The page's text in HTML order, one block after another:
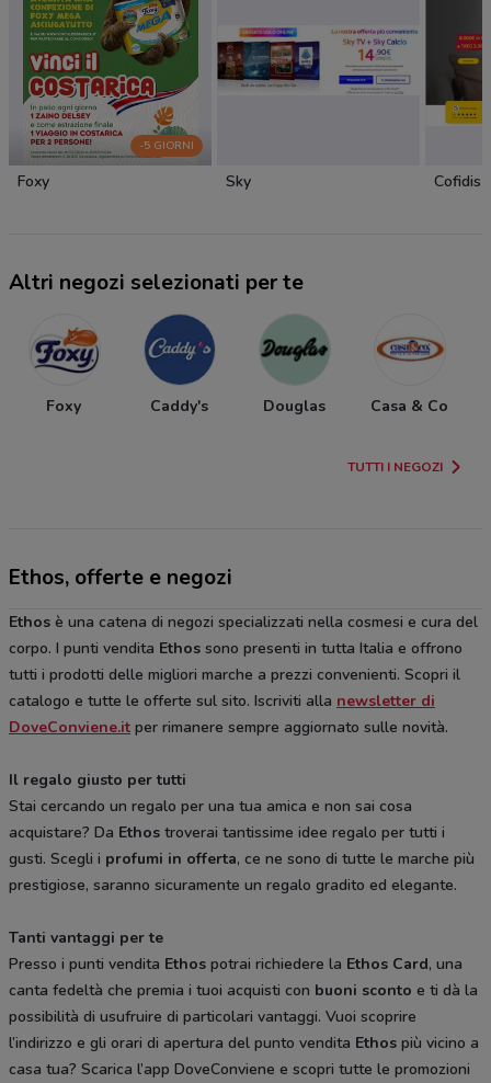
-5 GIORNI
Foxy Sky Cofidis
Altri negozi selezionati per te
Foxy Caddy's Douglas Casa & Co
TUTTI I NEGOZI
Ethos, offerte e negozi
Ethos è una catena di negozi specializzati nella cosmesi e cura del
corpo. I punti vendita Ethos sono presenti in tutta Italia e offrono
tutti i prodotti delle migliori marche a prezzi convenienti. Scopri il
catalogo e tutte le offerte sul sito. Iscriviti alla newsletter di
DoveConviene.it per rimanere sempre aggiornato sulle novità.
Il regalo giusto per tutti
Stai cercando un regalo per una tua amica e non sai cosa
acquistare? Da Ethos troverai tantissime idee regalo per tutti i
gusti. Scegli i profumi in offerta, ce ne sono di tutte le marche più
prestigiose, saranno sicuramente un regalo gradito ed elegante.
Tanti vantaggi per te
Presso i punti vendita Ethos potrai richiedere la Ethos Card, una
canta fedeltà che premia i tuoi acquisti con buoni sconto e ti dà la
possibilità di usufruire di particolari vantaggi. Vuoi scoprire
l’indirizzo e gli orari di apertura del punto vendita Ethos più vicino a
casa tua? Scarica l’app DoveConviene e scopri tutte le promozioni